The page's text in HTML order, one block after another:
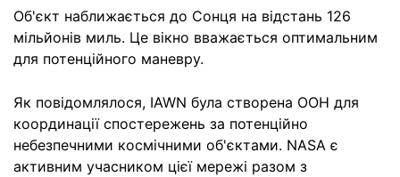
Об'єкт наближається до Сонця на відстань 126
мільйонів миль. Це вікно вважається оптимальним
для потенційного маневру.
Як повідомлялося, IAWN була створена ООН для
координації спостережень за потенційно
небезпечними космічними об'єктами. NASA є
активним учасником цієї мережі разом з